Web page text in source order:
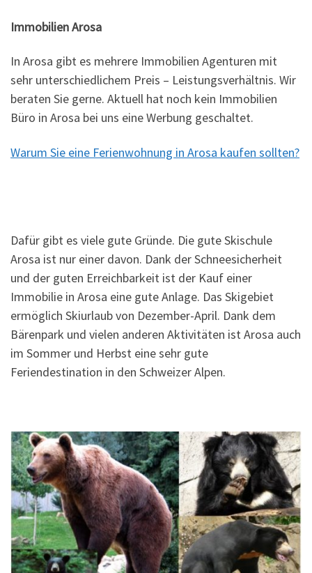
Immobilien Arosa
In Arosa gibt es mehrere Immobilien Agenturen mit
sehr unterschiedlichem Preis – Leistungsverhältnis. Wir
beraten Sie gerne. Aktuell hat noch kein Immobilien
Büro in Arosa bei uns eine Werbung geschaltet.
Warum Sie eine Ferienwohnung in Arosa kaufen sollten?
Dafür gibt es viele gute Gründe. Die gute Skischule
Arosa ist nur einer davon. Dank der Schneesicherheit
und der guten Erreichbarkeit ist der Kauf einer
Immobilie in Arosa eine gute Anlage. Das Skigebiet
ermöglich Skiurlaub von Dezember-April. Dank dem
Bärenpark und vielen anderen Aktivitäten ist Arosa auch
im Sommer und Herbst eine sehr gute
Feriendestination in den Schweizer Alpen.